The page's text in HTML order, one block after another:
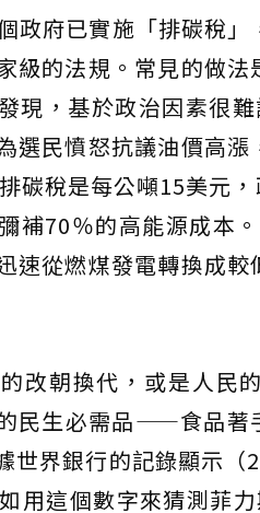
政府已實施「排碳稅
級的法規。常見的做
現，基於政治因素很
選民憤怒抗議油價高
碳稅是每公噸15美元
補70％的高能源成本
速從燃煤發電轉換成
改朝換代，或是人民
民生必需品——食品著
世界銀行的記錄顯示（
用這個數字來猜測菲